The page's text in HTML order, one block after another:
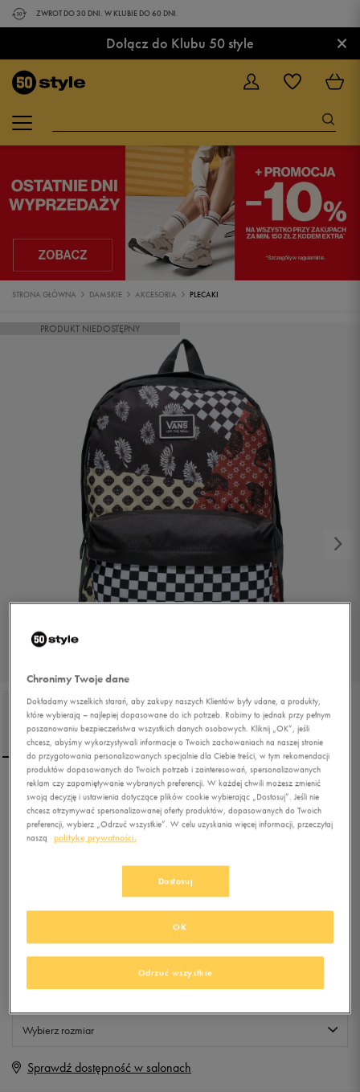
ZWROT DO 30 DNI. W KLUBIE DO 60 DNI.
Dołącz do Klubu 50 style ×
STRONA GŁÓWNA DAMSKIE AKCESORIA PLECAKI
PRODUKT NIEDOSTĘPNY
VANS REALM CLASSIC
BACKPACK
0.0
KLUBIE 50 STYLE
Produkt niedostępny
Jeśli artykuł będzie ponownie dostępny, otrzymasz od nas powiadomienie.
Wybierz rozmiar
ONE SIZE Powiadom o dostępności
Sprawdź dostępność w salonach
Chronimy Twoje dane
Dokładamy wszelkich starań, aby zakupy naszych Klientów były udane, a produkty,
które wybierają – najlepiej dopasowane do ich potrzeb. Robimy to jednak przy pełnym
poszanowaniu bezpieczeństwa wszystkich danych osobowych. Kliknij „OK”, jeśli
chcesz, abyśmy wykorzystywali informacje o Twoich zachowaniach na naszej stronie
do przygotowania personalizowanych specjalnie dla Ciebie treści, w tym rekomendacji
produktów dopasowanych do Twoich potrzeb i zainteresowań, spersonalizowanych
reklam czy zapamiętywanie wybranych preferencji. W każdej chwili możesz zmienić
swoją decyzję i ustawienia dotyczące plików cookie wybierając „Dostosuj”. Jeśli nie
chcesz otrzymywać spersonalizowanej oferty produktów, dopasowanych do Twoich
preferencji, wybierz „Odrzuć wszystkie”. W celu uzyskania więcej informacji, przeczytaj
naszą politykę prywatności.
Dostosuj
Odrzuć wszystkie
OK